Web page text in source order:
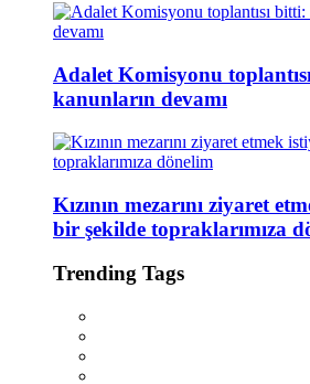
Adalet Komisyonu
kanunların devamı
Kızının mezarını ziyaret
bir şekilde topraklarımıza
Trending Tags